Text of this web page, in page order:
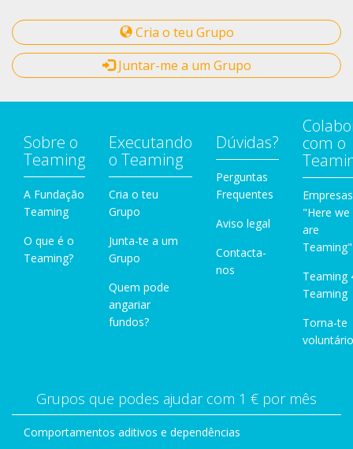
Cria o teu Grupo
Juntar-me a um Grupo
Sobre o
Teaming
A Fundação
Teaming
O que é o
Teaming?
Executando
o Teaming
Cria o teu
Grupo
Junta-te a um
Grupo
Quem pode
angariar
fundos?
Dúvidas?
Perguntas
Frequentes
Aviso legal
Contacta-
nos
com o
Empresas
"Here we
are
Teaming"
Teaming
Teaming
Torna-te
Grupos que podes ajudar com 1 € por mês
Comportamentos aditivos e dependências